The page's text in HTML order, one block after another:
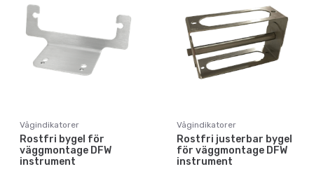
Vågindikatorer
Rostfri bygel för
väggmontage DFW
instrument
Vågindikatorer
Rostfri justerbar bygel
för väggmontage DFW
instrument